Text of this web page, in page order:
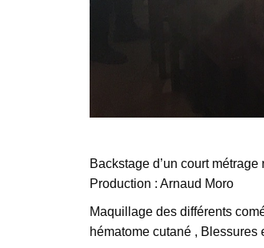
Backstage d’un court
Production : Arnaud Moro
Maquillage des différents
hématome cutané , Blessures